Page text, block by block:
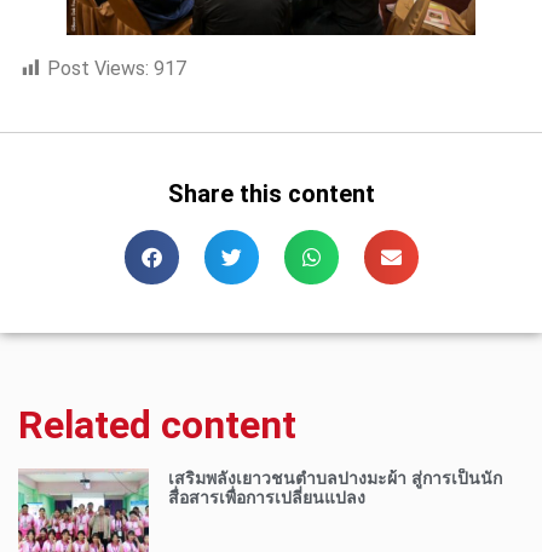
Post Views: 917
Share this content
Related content
เสริมพลังเยาวชนตำบลปางมะผ้า สู่การเป็นนัก
สื่อสารเพื่อการเปลี่ยนแปลง